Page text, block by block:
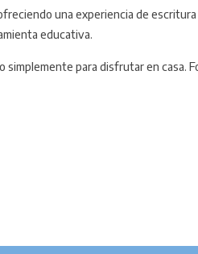
una experiencia de
educativa.
para disfrutar en casa.